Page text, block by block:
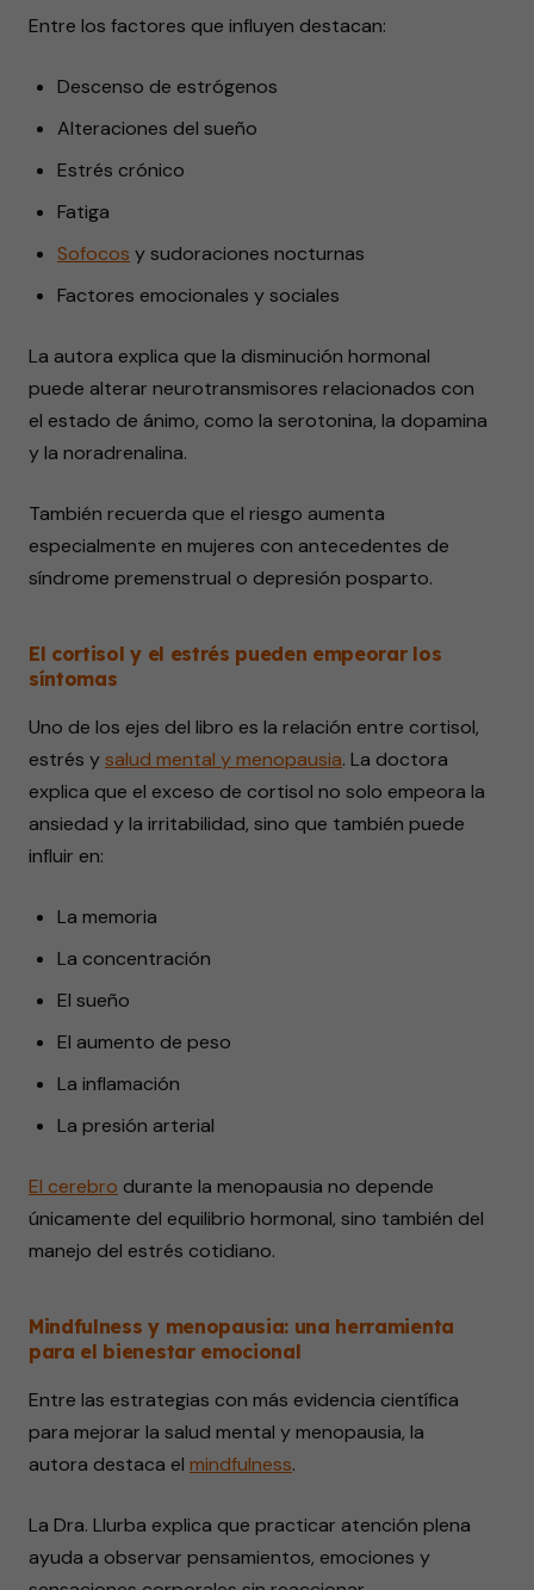
Entre los factores que influyen destacan:
Descenso de estrógenos
Alteraciones del sueño
Estrés crónico
Fatiga
Sofocos y sudoraciones nocturnas
Factores emocionales y sociales
La autora explica que la disminución hormonal
puede alterar neurotransmisores relacionados con
el estado de ánimo, como la serotonina, la dopamina
y la noradrenalina.
También recuerda que el riesgo aumenta
especialmente en mujeres con antecedentes de
síndrome premenstrual o depresión posparto.
El cortisol y el estrés pueden empeorar los
síntomas
Uno de los ejes del libro es la relación entre cortisol,
estrés ysalud mental y menopausia. La doctora
explica que el exceso de cortisol no solo empeora la
ansiedad y la irritabilidad, sino que también puede
influir en:
La memoria
La concentración
El sueño
El aumento de peso
La inflamación
La presión arterial
El cerebro durante la menopausia no depende
únicamente del equilibrio hormonal, sino también del
manejo del estrés cotidiano.
Mindfulness y menopausia: una herramienta
para el bienestar emocional
Entre las estrategias con más evidencia científica
para mejorar la salud mental y menopausia, la
autora destaca el mindfulness.
La Dra. Llurba explica que practicar atención plena
ayuda a observar pensamientos, emociones y